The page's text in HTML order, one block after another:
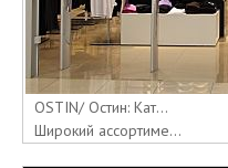
OSTIN/ Остин: Кат...
Широкий ассортиме...